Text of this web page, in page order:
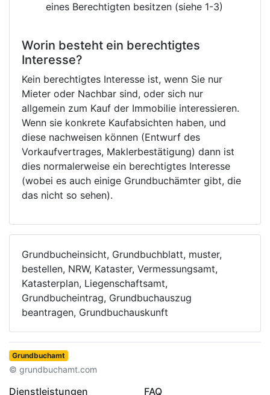
eines Berechtigten besitzen (siehe 1-3)
Worin besteht ein berechtigtes
Interesse?
Kein berechtigtes Interesse ist, wenn Sie nur
Mieter oder Nachbar sind, oder sich nur
allgemein zum Kauf der Immobilie interessieren.
Wenn sie konkrete Kaufabsichten haben, und
diese nachweisen können (Entwurf des
Vorkaufvertrages, Maklerbestätigung) dann ist
dies normalerweise ein berechtigtes Interesse
(wobei es auch einige Grundbuchämter gibt, die
das nicht so sehen).
Grundbucheinsicht, Grundbuchblatt, muster,
bestellen, NRW, Kataster, Vermessungsamt,
Katasterplan, Liegenschaftsamt,
Grundbucheintrag, Grundbuchauszug
beantragen, Grundbuchauskunft
Grundbuchamt
© grundbuchamt.com
Dienstleistungen FAQ